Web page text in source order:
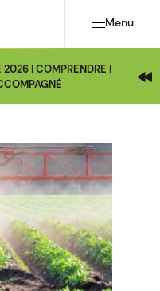
Menu
2026 | COMPRENDRE |